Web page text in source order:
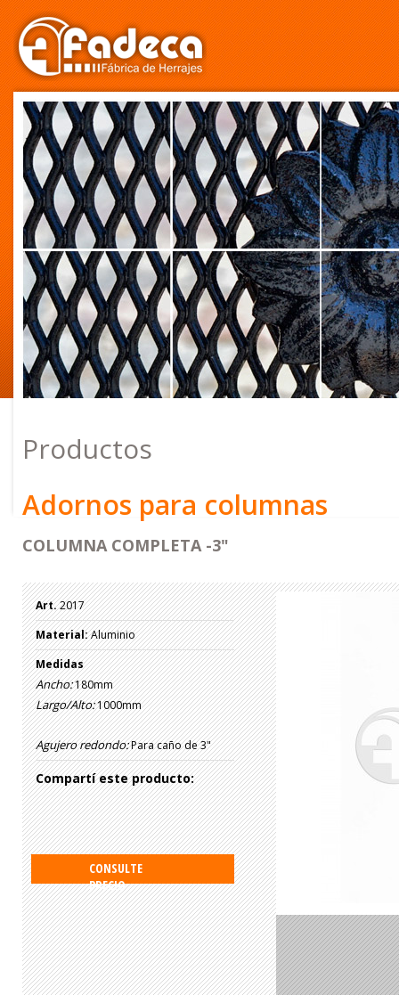
Productos
Adornos para columnas
COLUMNA COMPLETA -3"
Art.2017
Material:Aluminio
Medidas
Ancho:180mm
Largo/Alto:1000mm
Agujero redondo:Para caño de 3"
Compartí este producto:
CONSULTE
PRECIO